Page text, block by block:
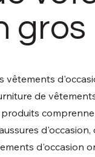
gros
vêtements
de
d'occasion